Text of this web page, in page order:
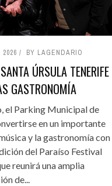
BY LAGENDARIO
ÚRSULA TENERIFE
GASTRONOMÍA
el Parking Municipal de
en un importante
y la gastronomía con
del Paraíso Festival
reunirá una amplia
de...